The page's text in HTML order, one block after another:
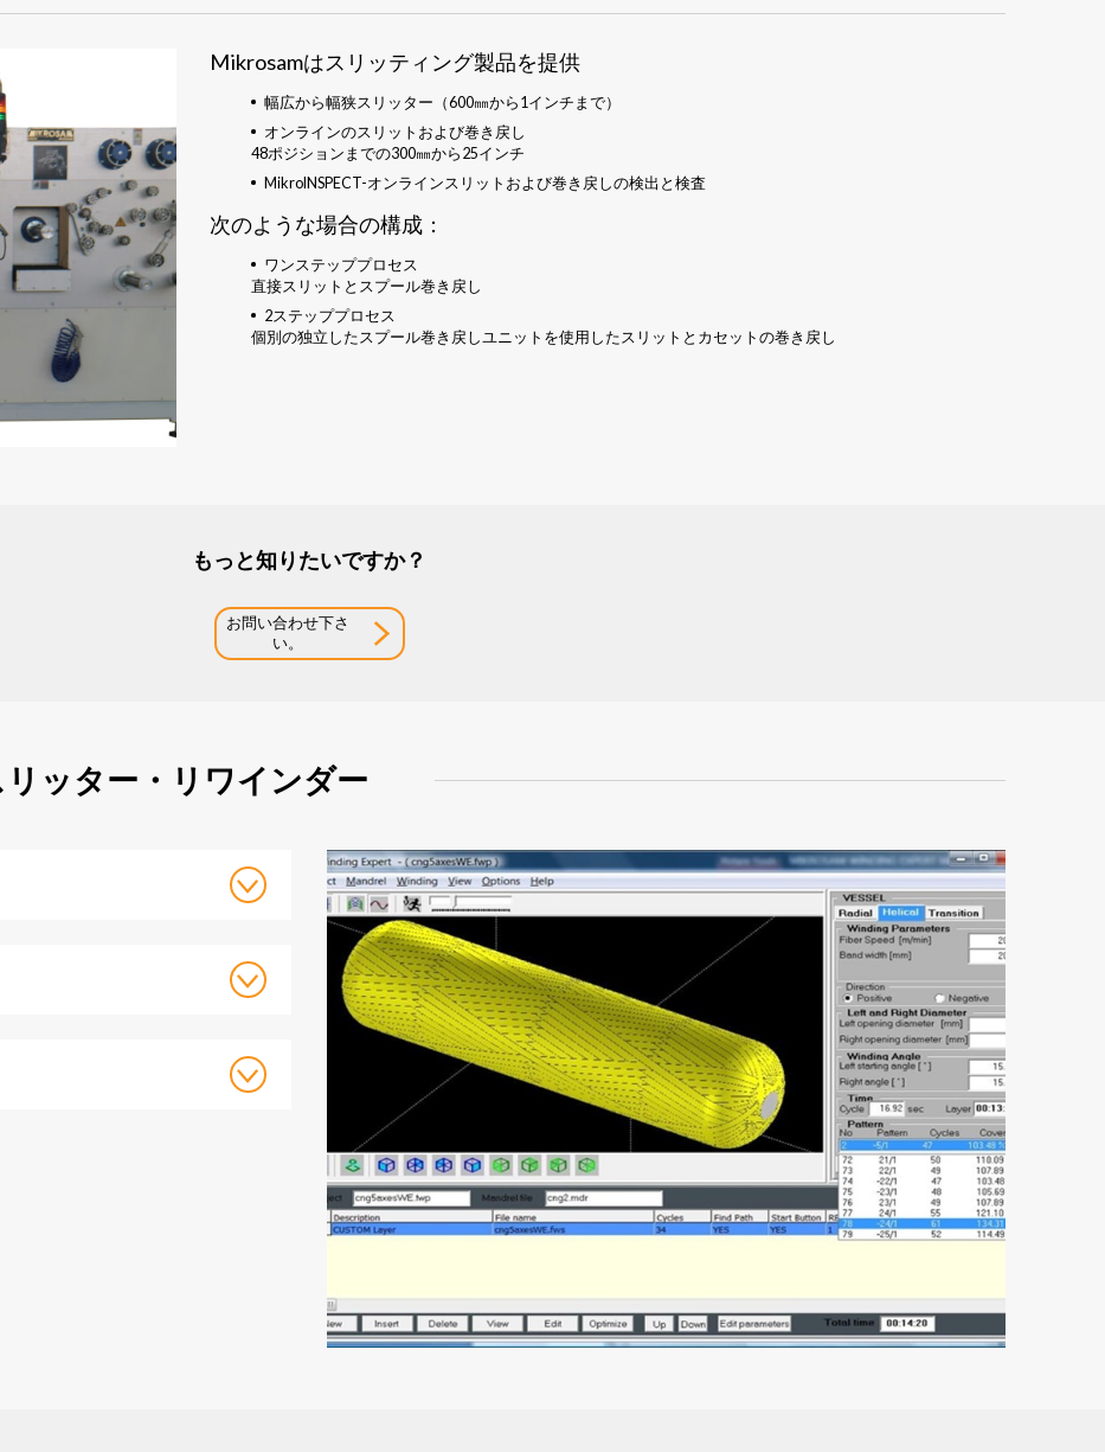
Mikrosamはスリッティング製品を提供
幅広から幅狭スリッター（600㎜から1インチまで）
オンラインのスリットおよび巻き戻し
48ポジションまでの300㎜から25インチ
MikroINSPECT-オンラインスリットおよび巻き戻しの検出と検査
次のような場合の構成：
ワンステッププロセス
直接スリットとスプール巻き戻し
2ステッププロセス
個別の独立したスプール巻き戻しユニットを使用したスリットとカセットの巻き戻し
もっと知りたいですか？
お問い合わせ下さ
い。
ッター・リワインダー